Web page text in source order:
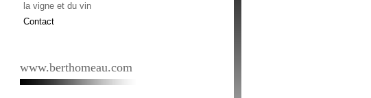
la vigne et du vin
Contact
www.berthomeau.com